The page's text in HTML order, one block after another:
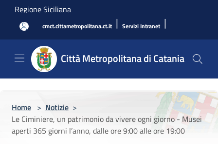
Salta al contenuto principale
Regione Siciliana
cmct.cittametropolitana.ct.it | Servizi Intranet |
Città Metropolitana di Catania
Home > Notizie >
Le Ciminiere, un patrimonio da vivere ogni giorno - Musei
aperti 365 giorni l’anno, dalle ore 9:00 alle ore 19:00